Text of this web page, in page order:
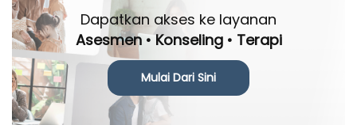
Dapatkan akses ke layanan
Asesmen • Konseling • Terapi
Mulai Dari Sini